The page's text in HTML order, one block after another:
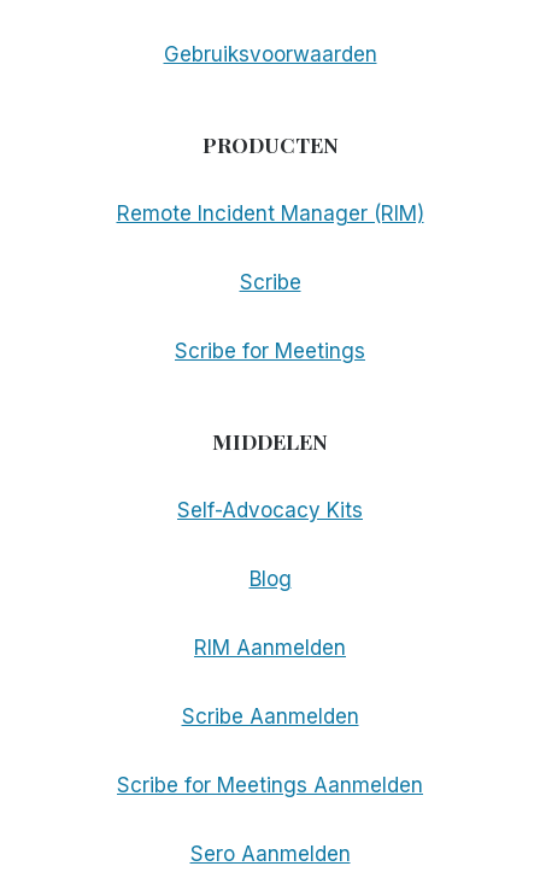
Gebruiksvoorwaarden
PRODUCTEN
Remote Incident Manager (RIM)
Scribe
Scribe for Meetings
MIDDELEN
Self-Advocacy Kits
Blog
RIM Aanmelden
Scribe Aanmelden
Scribe for Meetings Aanmelden
Sero Aanmelden